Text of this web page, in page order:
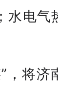
水电气
，将济